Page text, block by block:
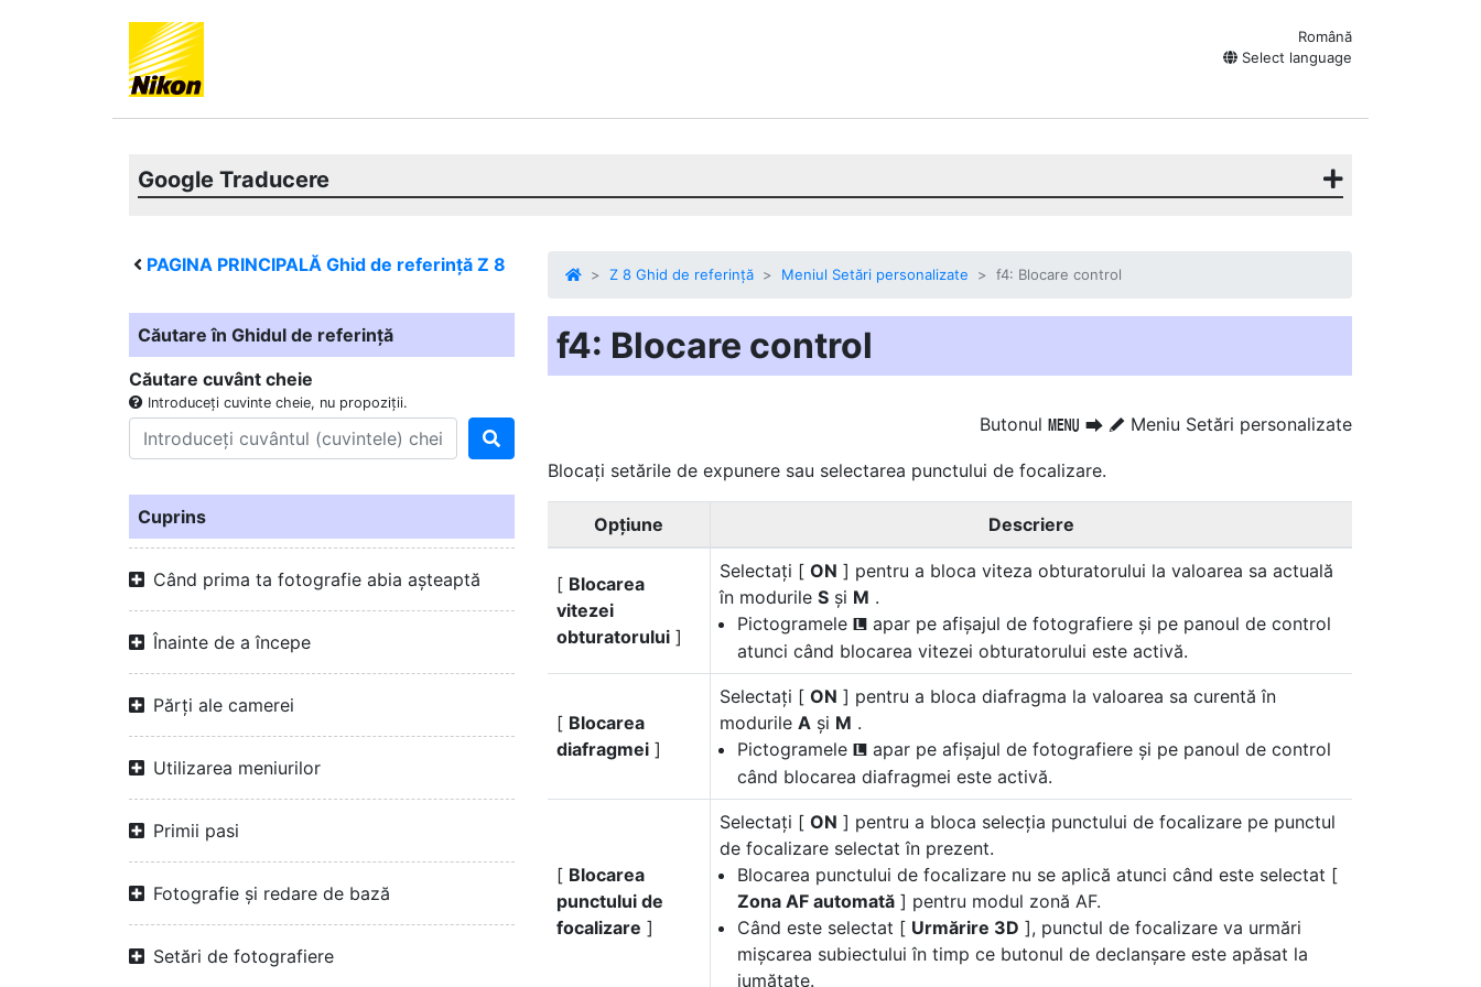
Română
Select language
Google Traducere
PAGINA PRINCIPALĂ Ghid de referință Z 8
Căutare în Ghidul de referință
Căutare cuvânt cheie
Introduceți cuvinte cheie, nu propoziții.
Cuprins
Când prima ta fotografie abia așteaptă
Înainte de a începe
Părți ale camerei
Utilizarea meniurilor
Primii pasi
Fotografie și redare de bază
Setări de fotografiere
Z 8 Ghid de referință Meniul Setări personalizate f4: Blocare control
f4: Blocare control
Butonul G U A Meniu Setări personalizate
Blocați setările de expunere sau selectarea punctului de focalizare.
Opțiune Descriere
[ Blocarea
vitezei
obturatorului ]
Selectați [ ON ] pentru a bloca viteza obturatorului la valoarea sa actuală
în modurile S și M .
Pictogramele O apar pe afișajul de fotografiere și pe panoul de control
atunci când blocarea vitezei obturatorului este activă.
[ Blocarea
diafragmei ]
Selectaţi [ ON ] pentru a bloca diafragma la valoarea sa curentă în
modurile A şi M .
Pictogramele O apar pe afișajul de fotografiere și pe panoul de control
când blocarea diafragmei este activă.
[ Blocarea
punctului de
focalizare ]
Selectați [ ON ] pentru a bloca selecția punctului de focalizare pe punctul
de focalizare selectat în prezent.
Blocarea punctului de focalizare nu se aplică atunci când este selectat [
Zona AF automată ] pentru modul zonă AF.
Când este selectat [ Urmărire 3D ], punctul de focalizare va urmări
mișcarea subiectului în timp ce butonul de declanșare este apăsat la
jumătate.